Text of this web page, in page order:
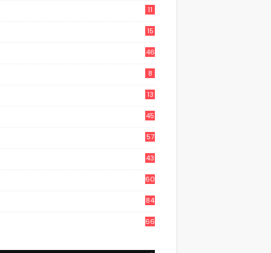
11
15
46
8
13
45
57
43
60
84
66